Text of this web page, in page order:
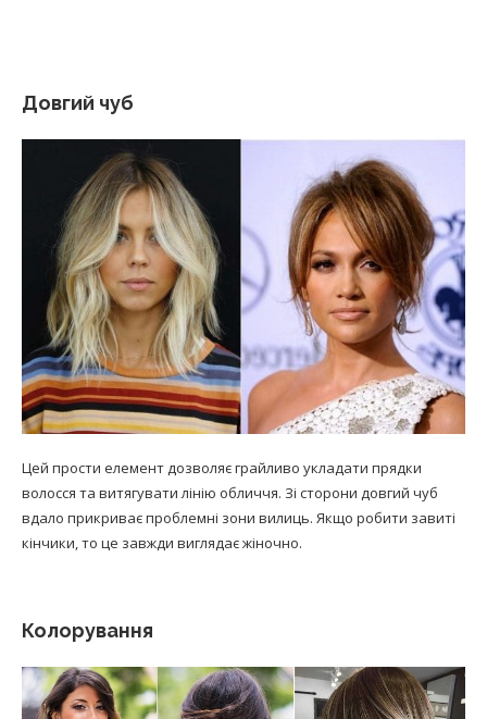
Довгий чуб
Цей прости елемент дозволяє грайливо укладати прядки
волосся та витягувати лінію обличчя. Зі сторони довгий чуб
вдало прикриває проблемні зони вилиць. Якщо робити завиті
кінчики, то це завжди виглядає жіночно.
Колорування